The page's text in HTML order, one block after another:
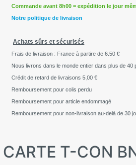
Commande avant 8h00 = expédition le jour
Notre politique de livraison
Achats sûrs et sécurisés
Frais de livraison : France à partire de 6.50 €
Nous livrons dans le monde entier dans plus de
Crédit de retard de livraisons 5,00 €
Remboursement pour colis perdu
Remboursement pour article endommagé
Remboursement pour non-livraison au-delà de 30
T-CON